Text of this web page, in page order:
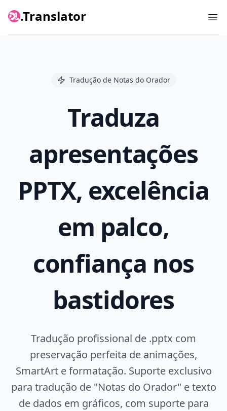
.Translator
Tradução de Notas do Orador
Traduza
apresentações
PPTX, excelência
em palco,
confiança nos
bastidores
Tradução profissional de .pptx com
preservação perfeita de animações,
SmartArt e formatação. Suporte exclusivo
para tradução de "Notas do Orador" e texto
de dados em gráficos, com suporte para